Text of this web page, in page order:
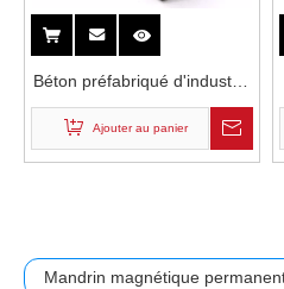
Béton préfabriqué d'industrie
du bâtiment aucune bande
en acier de chanfrein de
triangle d'aimant
Ajouter au panier
Mandrin magnétique